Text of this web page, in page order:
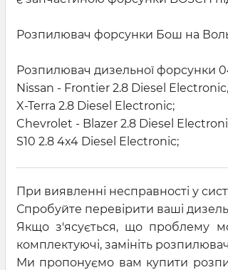
Розпилювач форсунки Бош на
Розпилювач дизельної форсунки
Nissan - Frontier 2.8 Diesel Electronic,
X-Terra 2.8 Diesel Electronic;
Chevrolet - Blazer 2.8 Diesel
S10 2.8 4x4 Diesel Electronic;
При виявленні несправності у
Спробуйте перевірити ваші
Якщо з'ясується, що проблему
комплектуючі, замініть
Ми пропонуємо вам купити